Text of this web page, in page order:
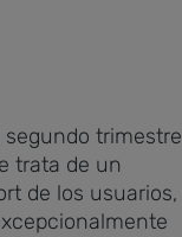
trimestre
trata de un
de los usuarios,